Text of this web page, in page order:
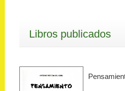
Libros publicados